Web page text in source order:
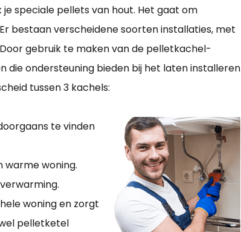
speciale pellets van hout. Het gaat om
bestaan verscheidene soorten installaties, met
gebruik te maken van de pelletkachel-
die ondersteuning bieden bij het laten installeren
tussen 3 kachels:
te vinden
warme woning.
woning en zorgt
pelletketel